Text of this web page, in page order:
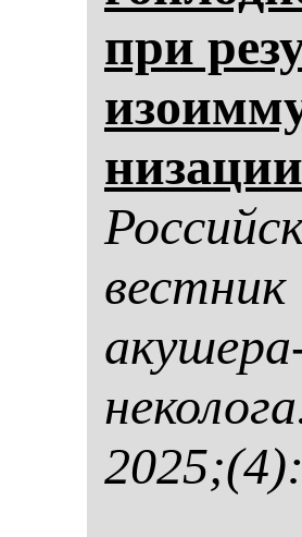
при
вес­тник